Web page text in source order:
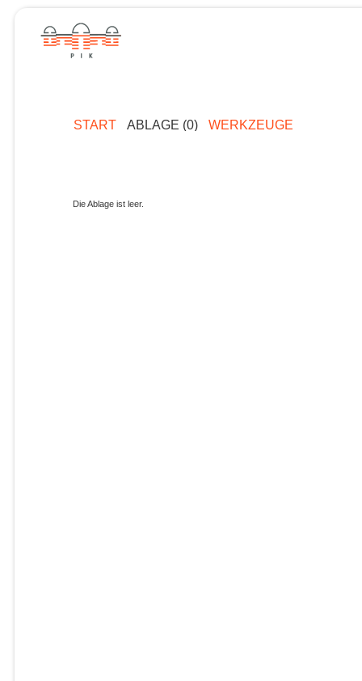
START ABLAGE (0) WERKZEUGE
Die Ablage ist leer.